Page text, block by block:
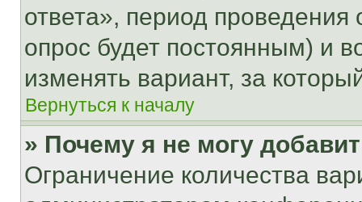
ответа», период проведения
опрос будет постоянным) и
изменять вариант, за
Вернуться к началу
» Почему я не могу
Ограничение количества